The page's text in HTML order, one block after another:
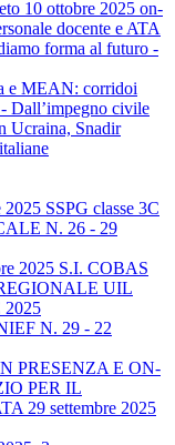
10 ottobre 2025 on-
docente e ATA
forma al futuro -
e MEAN: corridoi
Dall’impegno civile
Ucraina, Snadir
SSPG classe 3C
N. 26 - 29
2025 S.I. COBAS
UIL
N. 29 - 22
PRESENZA E ON-
PER IL
29 settembre 2025